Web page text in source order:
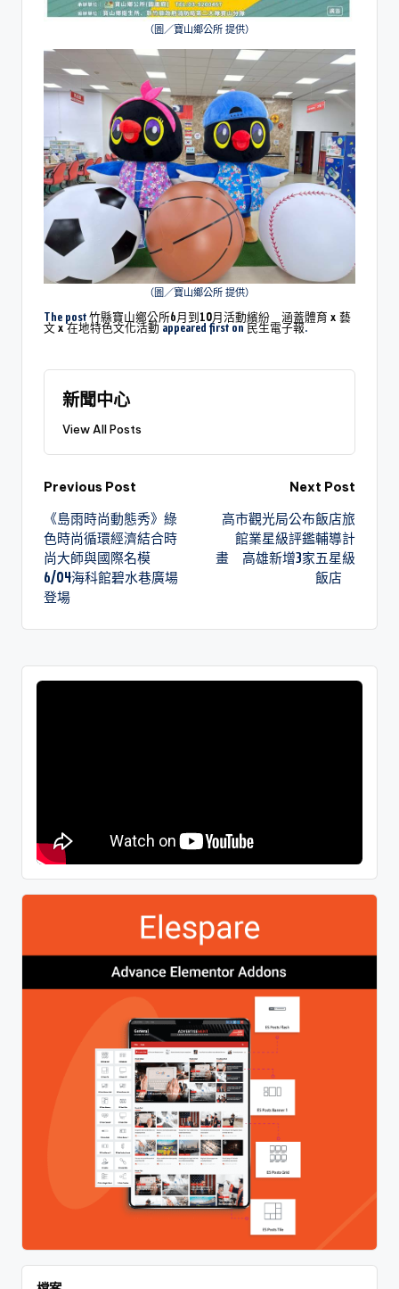
（圖／寶山鄉公所 提供）
（圖／寶山鄉公所 提供）
The post竹縣寶山鄉公所6月到10月活動繽紛 涵蓋體育 x 藝
文 x 在地特色文化活動appeared first on民生電子報.
新聞中心
View All Posts
Previous Post
《島雨時尚動態秀》綠
色時尚循環經濟結合時
尚大師與國際名模
6/04海科館碧水巷廣場
登場
Next Post
高市觀光局公布飯店旅
館業星級評鑑輔導計
畫 高雄新增3家五星級
飯店